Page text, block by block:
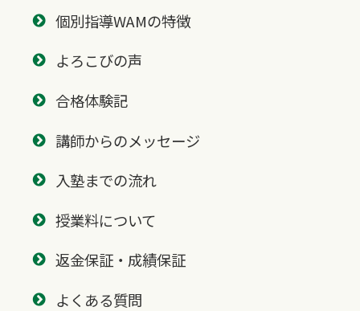
個別指導WAMの特徴
よろこびの声
合格体験記
講師からのメッセージ
入塾までの流れ
授業料について
返金保証・成績保証
よくある質問